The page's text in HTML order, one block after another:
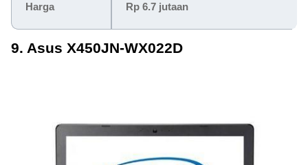
Harga Rp 6.7 jutaan
9. Asus X450JN-WX022D